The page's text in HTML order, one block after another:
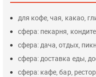
для кофе, чая, какао,
сфера: пекарня,
сфера: дача, отдых,
сфера: доставка еды,
сфера: кафе, бар,